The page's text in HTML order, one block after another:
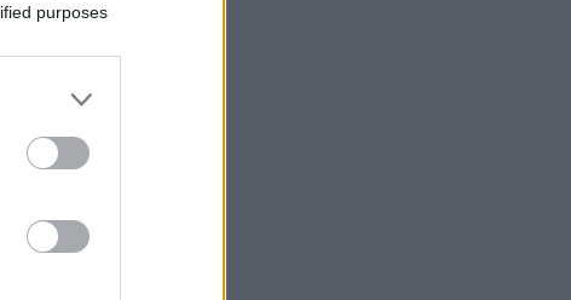
purposes